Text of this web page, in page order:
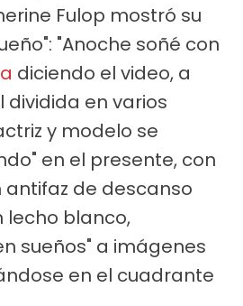
Fulop mostró su
"Anoche soñé con
diciendo el video, a
en varios
y modelo se
en el presente, con
antifaz de descanso
lecho blanco,
sueños" a imágenes
en el cuadrante